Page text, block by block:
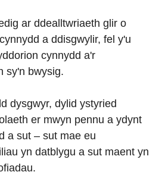
ar ddealltwriaeth glir o
a ddisgwylir, fel y'u
cynnydd a'r
sy'n bwysig.
dysgwyr, dylid ystyried
er mwyn pennu a ydynt
a sut – sut mae eu
yn datblygu a sut maent yn